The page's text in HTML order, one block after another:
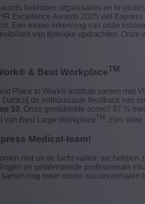
bekronen organisaties en hr-
Excellence Awards 2025 viel
Een mooie erkenning van onze
van tijdelijke opdrachten. Onze
& Best WorkplaceTM
Place to Work® Institute samen met
de enthousiaste feedback van
10. Onze gemiddelde score? 87 %
van Best Large WorkplaceTM . Een ware
Medical-team!
niet uit de lucht vallen: we
en getalenteerde professionals
nog meer mooie succesverhalen